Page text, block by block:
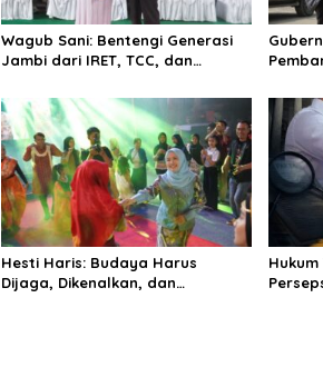
Wagub Sani: Bentengi Generasi
Jambi dari IRET, TCC, dan
Sekolah
Bungo
Hesti Haris: Budaya Harus
Dijaga, Dikenalkan, dan